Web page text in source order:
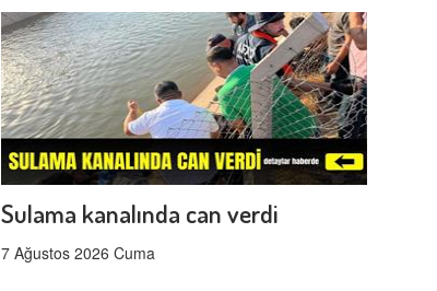
Sulama kanalında can verdi
7 Ağustos 2026 Cuma